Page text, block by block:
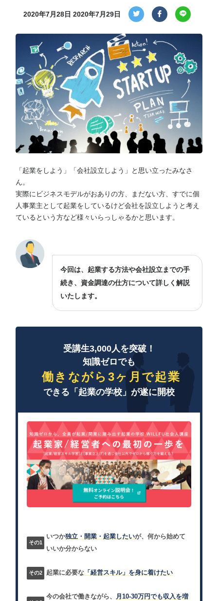
2020年7月28日 2020年7月29日
「起業をしよう」「会社設立しよう」と思い立ったみなさ
ん。
実際にビジネスモデルがおありの方、まだない方、すでに個
人事業主として起業をしているけど会社を設立しようと考え
ているという方など様々いらっしゃるかと思います。
今回は、起業する方法や会社設立までの手
続き、資金調達の仕方について詳しく解説
いたします。
受講生3,000人を突破！
知識ゼロでも
働きながら3ヶ月で起業
できる「起業の学校」が遂に開校
いつか独立・開業・起業したいが、何から始めて
いいか分からない
起業に必要な 「経営スキル」を身に着けたい
今の会社で働きながら、
月10-30万円でも収入を増